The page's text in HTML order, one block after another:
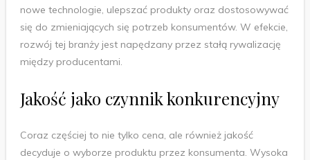
nowe technologie, ulepszać produkty oraz dostosowywać
się do zmieniających się potrzeb konsumentów. W efekcie,
rozwój tej branży jest napędzany przez stałą rywalizację
między producentami.
Jakość jako czynnik konkurencyjny
Coraz częściej to nie tylko cena, ale również jakość
decyduje o wyborze produktu przez konsumenta. Wysoka